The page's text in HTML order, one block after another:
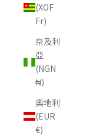
(XOF
Fr)
奈及利
亞
(NGN
₦)
奧地利
(EUR
€)